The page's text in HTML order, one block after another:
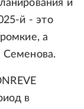
и
й - это
а
Семенова.
в